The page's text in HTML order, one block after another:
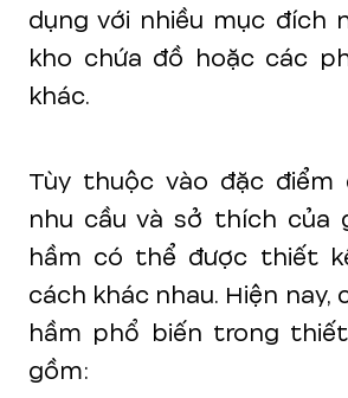
dụng với nhiều mục đích
kho chứa đồ hoặc các
khác.
Tùy thuộc vào đặc điểm
nhu cầu và sở thích của
hầm có thể được thiết
cách khác nhau. Hiện nay,
hầm phổ biến trong
gồm: